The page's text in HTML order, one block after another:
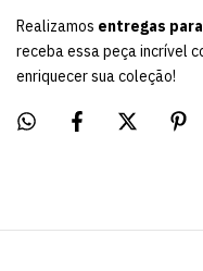
Realizamos entregas
receba essa peça incrível
enriquecer sua coleção!